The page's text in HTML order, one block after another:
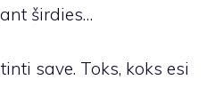
širdies…
save. Toks, koks esi